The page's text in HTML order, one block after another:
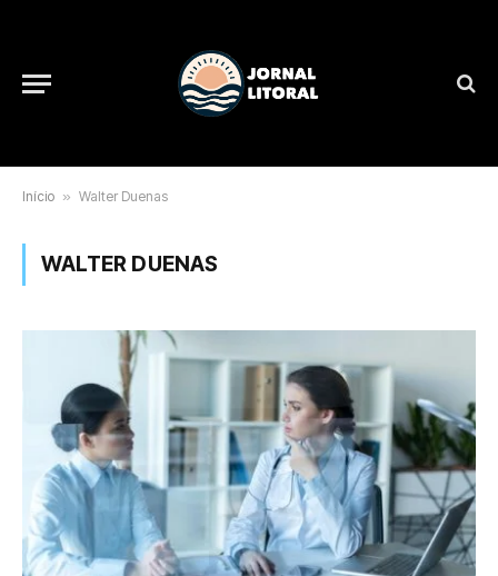
Início » Walter Duenas
WALTER DUENAS